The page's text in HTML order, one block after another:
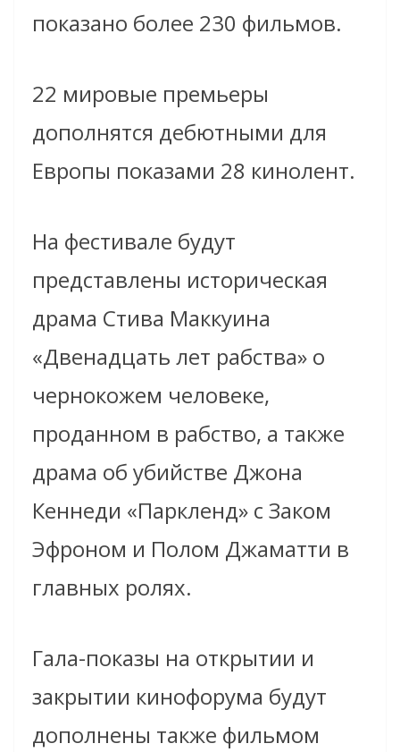
показано более 230 фильмов.
22 мировые премьеры
дополнятся дебютными для
Европы показами 28 кинолент.
На фестивале будут
представлены историческая
драма Стива Маккуина
«Двенадцать лет рабства» о
чернокожем человеке,
проданном в рабство, а также
драма об убийстве Джона
Кеннеди «Паркленд» с Заком
Эфроном и Полом Джаматти в
главных ролях.
Гала-показы на открытии и
закрытии кинофорума будут
дополнены также фильмом